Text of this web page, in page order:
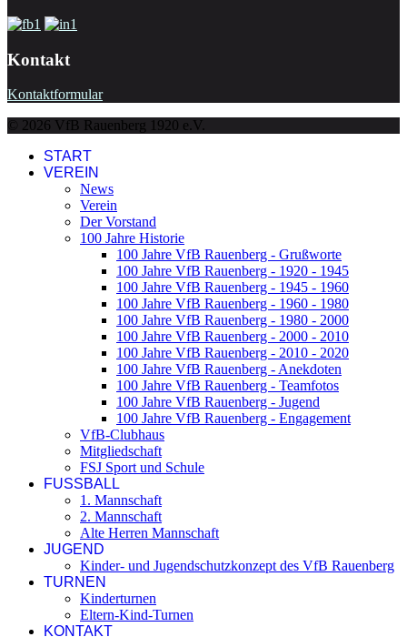
Kontakt
Kontaktformular
© 2026 VfB Rauenberg 1920 e.V.
START
VEREIN
News
Verein
Der Vorstand
100 Jahre Historie
100 Jahre VfB Rauenberg - Grußworte
100 Jahre VfB Rauenberg - 1920 - 1945
100 Jahre VfB Rauenberg - 1945 - 1960
100 Jahre VfB Rauenberg - 1960 - 1980
100 Jahre VfB Rauenberg - 1980 - 2000
100 Jahre VfB Rauenberg - 2000 - 2010
100 Jahre VfB Rauenberg - 2010 - 2020
100 Jahre VfB Rauenberg - Anekdoten
100 Jahre VfB Rauenberg - Teamfotos
100 Jahre VfB Rauenberg - Jugend
100 Jahre VfB Rauenberg - Engagement
VfB-Clubhaus
Mitgliedschaft
FSJ Sport und Schule
FUSSBALL
1. Mannschaft
2. Mannschaft
Alte Herren Mannschaft
JUGEND
Kinder- und Jugendschutzkonzept des VfB Rauenberg
TURNEN
Kinderturnen
Eltern-Kind-Turnen
KONTAKT